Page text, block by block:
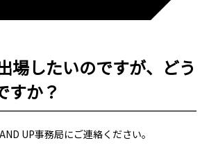
したいのですが、どう
すか？
UP事務局にご連絡ください。